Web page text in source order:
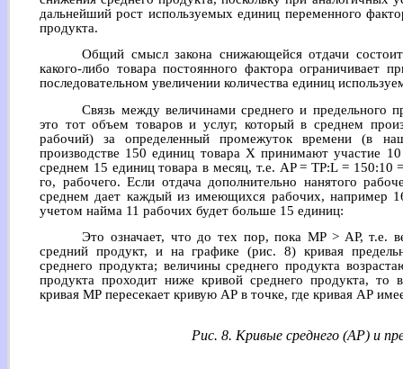
дальнейший рост используемых единиц переменного
продукта.
Общий смысл закона снижающейся отдачи
какого-либо товара постоянного фактора ограничивает
последовательном увеличении количества единиц
Связь между величинами среднего и предельного
это тот объем товаров и услуг, который в среднем
рабочий) за определенный промежуток времени (в
производстве 150 единиц товара Х принимают участие
среднем 15 единиц товара в месяц, т.е. AP = TP:L =
го, рабочего. Если отдача дополнительно нанятого
среднем дает каждый из имеющихся рабочих, например
учетом найма 11 рабочих будет больше 15 единиц:
Это означает, что до тех пор, пока MP > AP, т.е.
средний продукт, и на графике (рис. 8) кривая
среднего продукта; величины среднего продукта
продукта проходит ниже кривой среднего продукта, то
кривая МР пересекает кривую АР в точке, где кривая АР
Рис. 8. Кривые среднего (АР) и